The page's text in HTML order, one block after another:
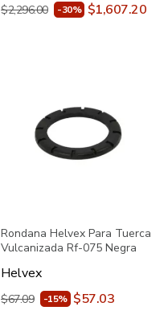
$2,296.00 -30% $1,607.20
Rondana Helvex Para Tuerca
Vulcanizada Rf-075 Negra
Helvex
$67.09 -15% $57.03